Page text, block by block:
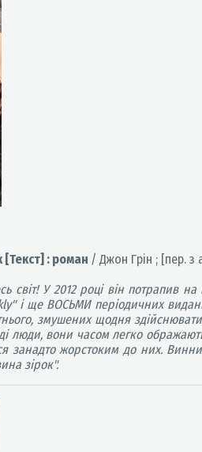
[Текст] : роман / Джон Грін ; [пер. з
світ! У 2012 році він потрапив
і ще ВОСЬМИ періодичних
змушених щодня
люди, вони часом легко
занадто жорстоким до них.
зірок".